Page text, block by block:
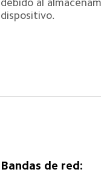
debido al
dispositivo.
Bandas de red: